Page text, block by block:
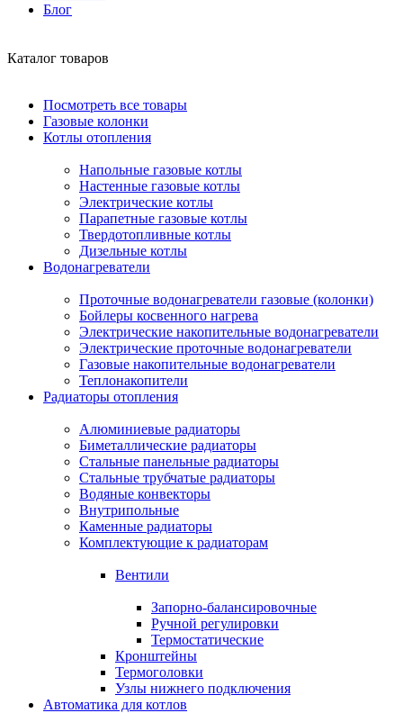
Блог
Каталог товаров
Посмотреть все товары
Газовые колонки
Котлы отопления
Напольные газовые котлы
Настенные газовые котлы
Электрические котлы
Парапетные газовые котлы
Твердотопливные котлы
Дизельные котлы
Водонагреватели
Проточные водонагреватели газовые (колонки)
Бойлеры косвенного нагрева
Электрические накопительные водонагреватели
Электрические проточные водонагреватели
Газовые накопительные водонагреватели
Теплонакопители
Радиаторы отопления
Алюминиевые радиаторы
Биметаллические радиаторы
Стальные панельные радиаторы
Стальные трубчатые радиаторы
Водяные конвекторы
Внутрипольные
Каменные радиаторы
Комплектующие к радиаторам
Вентили
Запорно-балансировочные
Ручной регулировки
Термостатические
Кронштейны
Термоголовки
Узлы нижнего подключения
Автоматика для котлов